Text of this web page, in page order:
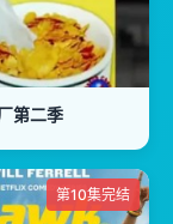
第二季
第10集完结